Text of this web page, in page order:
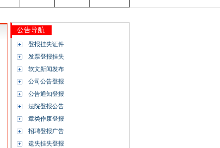
公告导航
登报挂失证件
发票登报挂失
软文新闻发布
公司公告登报
公告通知登报
法院登报公告
章类作废登报
招聘登报广告
遗失挂失登报